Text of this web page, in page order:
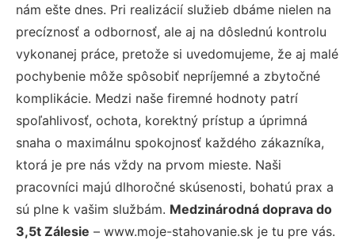
nám ešte dnes. Pri realizácií služieb dbáme nielen na
precíznosť a odbornosť, ale aj na dôslednú kontrolu
vykonanej práce, pretože si uvedomujeme, že aj malé
pochybenie môže spôsobiť nepríjemné a zbytočné
komplikácie. Medzi naše firemné hodnoty patrí
spoľahlivosť, ochota, korektný prístup a úprimná
snaha o maximálnu spokojnosť každého zákazníka,
ktorá je pre nás vždy na prvom mieste. Naši
pracovníci majú dlhoročné skúsenosti, bohatú prax a
sú plne k vašim službám. Medzinárodná doprava do
3,5t Zálesie – www.moje-stahovanie.sk je tu pre vás.